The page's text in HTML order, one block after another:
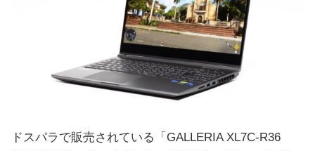
ドスパラで販売されている「GALLERIA XL7C-R36